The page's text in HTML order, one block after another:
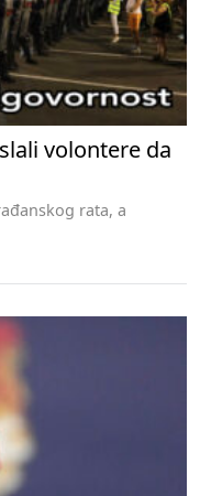
volontere da
rata, a